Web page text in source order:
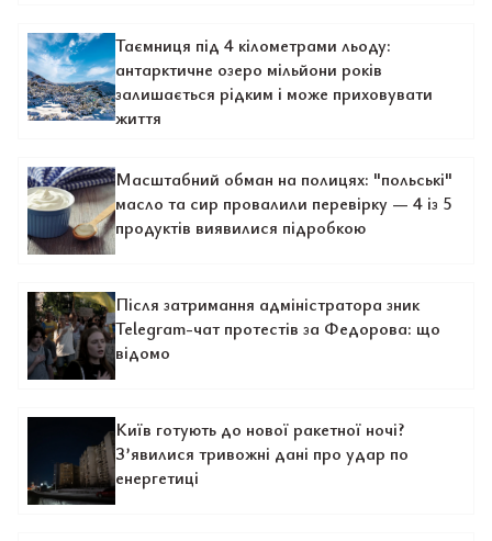
Таємниця під 4 кілометрами льоду:
антарктичне озеро мільйони років
залишається рідким і може приховувати
життя
Масштабний обман на полицях: "польські"
масло та сир провалили перевірку — 4 із 5
продуктів виявилися підробкою
Після затримання адміністратора зник
Telegram-чат протестів за Федорова: що
відомо
Київ готують до нової ракетної ночі?
З’явилися тривожні дані про удар по
енергетиці